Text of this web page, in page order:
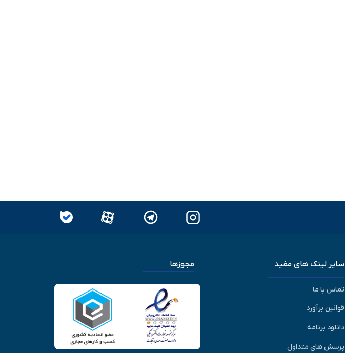
سایر لینک های مفید
تماس با ما
قوانین برآورد
دانلود برنامه
پرسش های متداول
مجوزها